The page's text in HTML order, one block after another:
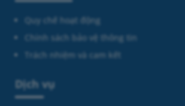
Quy chế hoạt động
Chính sách bảo vệ thông tin
Trách nhiệm và cam kết
Dịch vụ